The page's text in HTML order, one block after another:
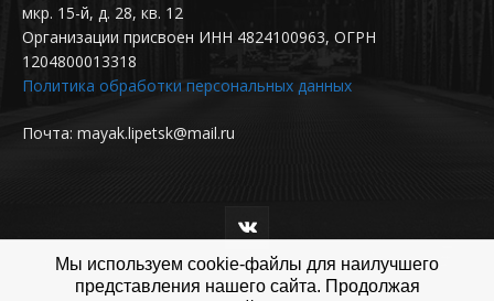
мкр. 15-й, д. 28, кв. 12
Организации присвоен ИНН 4824100963, ОГРН
1204800013318
Политика обработки персональных данных
Почта: mayak.lipetsk@mail.ru
Мы используем cookie-файлы для наилучшего
представления нашего сайта. Продолжая